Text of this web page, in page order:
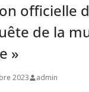
officielle
de la
»
2023 admin